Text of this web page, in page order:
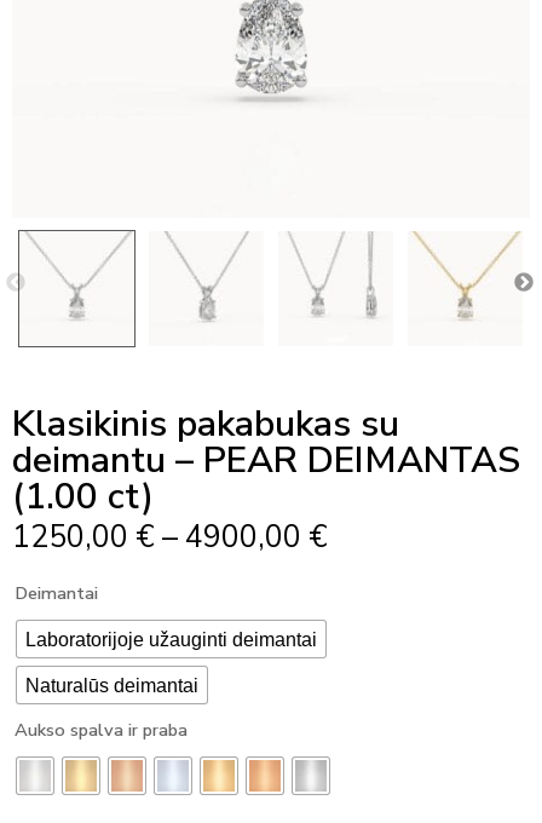
Klasikinis pakabukas su
deimantu – PEAR DEIMANTAS
(1.00 ct)
1250,00 € – 4900,00 €
Deimantai
Laboratorijoje užauginti deimantai
Naturalūs deimantai
Aukso spalva ir praba
produkto
Klasikinis
pakabukas
su
deimantu
-
PEAR
DEIMANTAS